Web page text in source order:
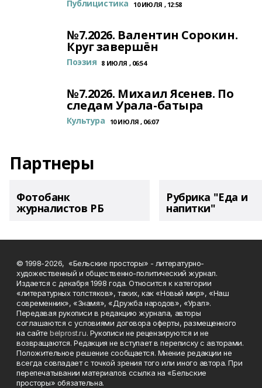
Публицистика 10 ИЮЛЯ , 12:58
№7.2026. Валентин Сорокин.
Круг завершён
Поэзия 8 ИЮЛЯ , 06:54
№7.2026. Михаил Ясенев. По
следам Урала-батыра
Культура 10 ИЮЛЯ , 06:07
Партнеры
Фотобанк
журналистов РБ
Рубрика "Еда и
напитки"
© 1998-2026, «Бельские просторы» - литературно-
художественный и общественно-политический журнал.
Издается с декабря 1998 года. Относится к категории
«литературных толстяков», таких, как «Новый мир», «Наш
современник», «Знамя», «Дружба народов», «Урал».
Передавая рукописи в редакцию журнала, авторы
соглашаются с условиями договора оферты, размещенного
на сайтеbelprost.ru. Рукописи не рецензируются и не
возвращаются. Редакция не вступает в переписку с авторами.
Положительное решение сообщается. Мнение редакции не
всегда совпадает с точкой зрения того или иного автора. При
перепечатывании материалов ссылка на «Бельские
просторы» обязательна.